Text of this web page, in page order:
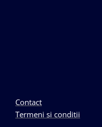
Contact
Termeni si conditii